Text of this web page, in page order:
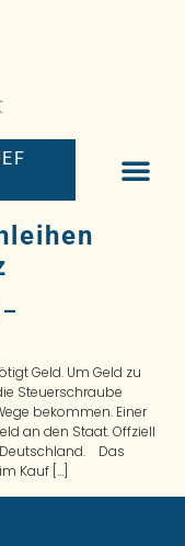
Geld. Um Geld zu
Steuerschraube
bekommen. Einer
an den Staat. Offziell
Das
Kauf […]